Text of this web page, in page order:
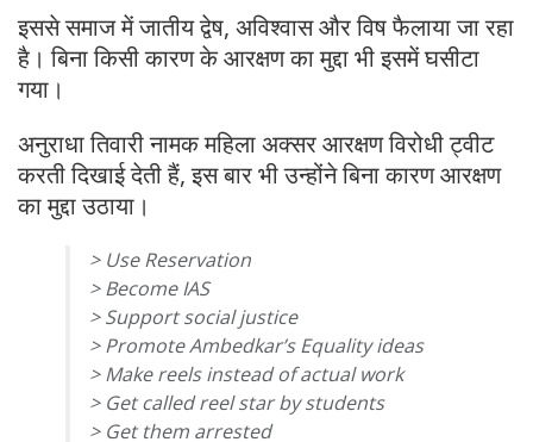
इससे समाज में जातीय द्वेष, अविश्वास और विष फैलाया जा रहा
है। बिना किसी कारण के आरक्षण का मुद्दा भी इसमें घसीटा
गया।
अनुराधा तिवारी नामक महिला अक्सर आरक्षण विरोधी ट्वीट
करती दिखाई देती हैं, इस बार भी उन्होंने बिना कारण आरक्षण
का मुद्दा उठाया।
> Use Reservation
> Become IAS
> Support social justice
> Promote Ambedkar’s Equality ideas
> Make reels instead of actual work
> Get called reel star by students
> Get them arrested